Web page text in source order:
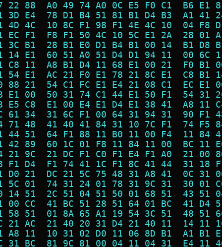
22 88  A0 49 74 A0 0C E5 F0 C1  B6
3D E4  78 D1 B4 51 81 B1 D4 B3  A1
4D 4C  10 8C F1 98 F1 4E 4C 10  04
EC F1  F8 F1 50 4C 10 5C E1 2A  28
3C B1  28 B1 E0 D1 B4 B1 00 14  B1
14 E1  60 51 A0 51 D4 D1 94 11  00
C8 11  A8 B1 D4 11 68 E1 00 21  F0
54 E1  AC 21 F0 E1 78 21 8C E1  C8
88 21  54 C1 FC E1 E4 21 08 C1  EC
E1 00  50 31 74 C1 44 E1 50 F1  54
E5 C8  E1 00 E4 E1 D4 E1 38 41  A8
61 34  31 6C F1 00 64 31 94 31  90
71 48  41 40 41 84 31 10 7C F1  74
44 51  64 F1 88 11 B0 11 00 F4  11
42 89  60 1C 01 F8 11 84 11 00  BC
21 9C  21 DC F1 C0 F1 E4 F1 A0  21
F1 D4  F1 74 41 1C F1 8C 41 44  31
D0 21  DC 21 5C 75 48 31 A8 41  0C
5C 01  74 31 24 01 78 31 9C 31  30
14 51  2C 51 04 51 50 01 68 51  43
00 CC  41 BC 51 28 51 64 01 BC  41
58 51  01 8A 65 A1 19 54 3C 51  48
21 AC  21 40 20 31 D4 21 40 11  14
A8 11  10 31 02 D0 11 06 8D B1  A1
31 BC  81 9C 81 00 04 11 04 31  E4